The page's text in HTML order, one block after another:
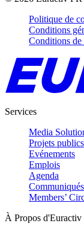
Politique de
Conditions
Conditions de
Services
Media
Projets
Evénements
Emplois
Agenda
Members’
À Propos d'Euractiv